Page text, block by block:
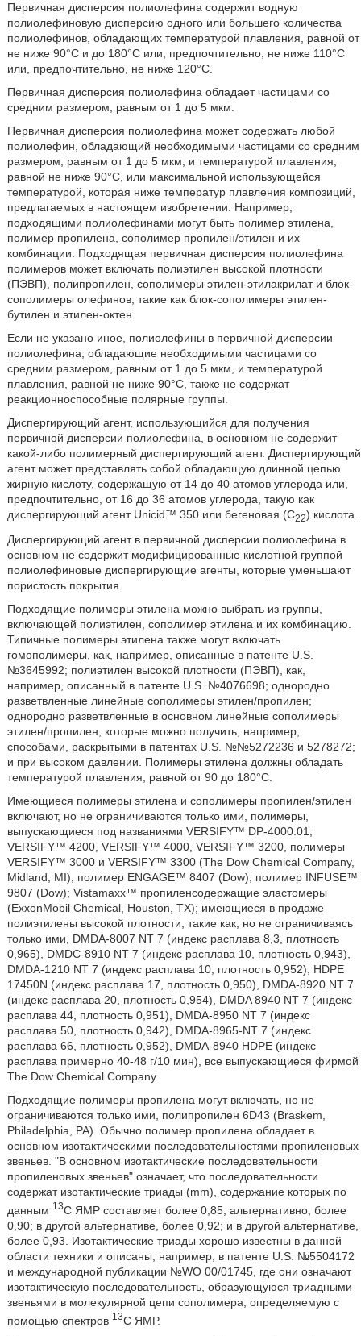
Первичная дисперсия полиолефина содержит водную
полиолефиновую дисперсию одного или большего количества
полиолефинов, обладающих температурой плавления, равной от
не ниже 90°С и до 180°С или, предпочтительно, не ниже 110°С
или, предпочтительно, не ниже 120°С.
Первичная дисперсия полиолефина обладает частицами со
средним размером, равным от 1 до 5 мкм.
Первичная дисперсия полиолефина может содержать любой
полиолефин, обладающий необходимыми частицами со средним
размером, равным от 1 до 5 мкм, и температурой плавления,
равной не ниже 90°С, или максимальной использующейся
температурой, которая ниже температур плавления композиций,
предлагаемых в настоящем изобретении. Например,
подходящими полиолефинами могут быть полимер этилена,
полимер пропилена, сополимер пропилен/этилен и их
комбинации. Подходящая первичная дисперсия полиолефина
полимеров может включать полиэтилен высокой плотности
(ПЭВП), полипропилен, сополимеры этилен-этилакрилат и блок-
сополимеры олефинов, такие как блок-сополимеры этилен-
бутилен и этилен-октен.
Если не указано иное, полиолефины в первичной дисперсии
полиолефина, обладающие необходимыми частицами со
средним размером, равным от 1 до 5 мкм, и температурой
плавления, равной не ниже 90°С, также не содержат
реакционноспособные полярные группы.
Диспергирующий агент, использующийся для получения
первичной дисперсии полиолефина, в основном не содержит
какой-либо полимерный диспергирующий агент. Диспергирующий
агент может представлять собой обладающую длинной цепью
жирную кислоту, содержащую от 14 до 40 атомов углерода или,
предпочтительно, от 16 до 36 атомов углерода, такую как
диспергирующий агент Unicid™ 350 или бегеновая (С22) кислота.
Диспергирующий агент в первичной дисперсии полиолефина в
основном не содержит модифицированные кислотной группой
полиолефиновые диспергирующие агенты, которые уменьшают
пористость покрытия.
Подходящие полимеры этилена можно выбрать из группы,
включающей полиэтилен, сополимер этилена и их комбинацию.
Типичные полимеры этилена также могут включать
гомополимеры, как, например, описанные в патенте U.S.
№3645992; полиэтилен высокой плотности (ПЭВП), как,
например, описанный в патенте U.S. №4076698; однородно
разветвленные линейные сополимеры этилен/пропилен;
однородно разветвленные в основном линейные сополимеры
этилен/пропилен, которые можно получить, например,
способами, раскрытыми в патентах U.S. №№5272236 и 5278272;
и при высоком давлении. Полимеры этилена должны обладать
температурой плавления, равной от 90 до 180°С.
Имеющиеся полимеры этилена и сополимеры пропилен/этилен
включают, но не ограничиваются только ими, полимеры,
выпускающиеся под названиями VERSIFY™ DP-4000.01;
VERSIFY™ 4200, VERSIFY™ 4000, VERSIFY™ 3200, полимеры
VERSIFY™ 3000 и VERSIFY™ 3300 (The Dow Chemical Company,
Midland, MI), полимер ENGAGE™ 8407 (Dow), полимер INFUSE™
9807 (Dow); Vistamaxx™ пропиленсодержащие эластомеры
(ExxonMobil Chemical, Houston, TX); имеющиеся в продаже
полиэтилены высокой плотности, такие как, но не ограничиваясь
только ими, DMDA-8007 NT 7 (индекс расплава 8,3, плотность
0,965), DMDC-8910 NT 7 (индекс расплава 10, плотность 0,943),
DMDA-1210 NT 7 (индекс расплава 10, плотность 0,952), HDPE
17450N (индекс расплава 17, плотность 0,950), DMDA-8920 NT 7
(индекс расплава 20, плотность 0,954), DMDA 8940 NT 7 (индекс
расплава 44, плотность 0,951), DMDA-8950 NT 7 (индекс
расплава 50, плотность 0,942), DMDA-8965-NT 7 (индекс
расплава 66, плотность 0,952), DMDA-8940 HDPE (индекс
расплава примерно 40-48 г/10 мин), все выпускающиеся фирмой
The Dow Chemical Company.
Подходящие полимеры пропилена могут включать, но не
ограничиваются только ими, полипропилен 6D43 (Braskem,
Philadelphia, РА). Обычно полимер пропилена обладает в
основном изотактическими последовательностями пропиленовых
звеньев. "В основном изотактические последовательности
пропиленовых звеньев" означает, что последовательности
содержат изотактические триады (mm), содержание которых по
данным 13С ЯМР составляет более 0,85; альтернативно, более
0,90; в другой альтернативе, более 0,92; и в другой альтернативе,
более 0,93. Изотактические триады хорошо известны в данной
области техники и описаны, например, в патенте U.S. №5504172
и международной публикации №WO 00/01745, где они означают
изотактическую последовательность, образующуюся триадными
звеньями в молекулярной цепи сополимера, определяемую с
помощью спектров 13С ЯМР.